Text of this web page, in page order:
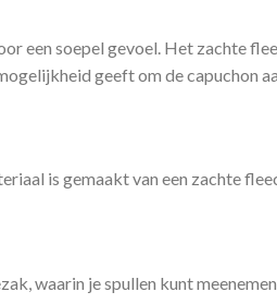
een soepel gevoel. Het zachte
geeft om de capuchon
is gemaakt van een zachte
waarin je spullen kunt